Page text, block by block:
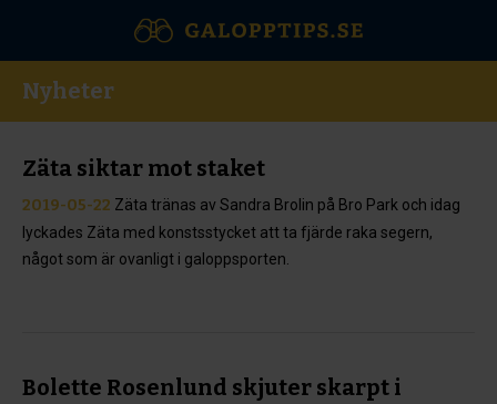
Nyheter
Zäta siktar mot staket
2019-05-22 Zäta tränas av Sandra Brolin på Bro Park och idag
lyckades Zäta med konstsstycket att ta fjärde raka segern,
något som är ovanligt i galoppsporten.
Bolette Rosenlund skjuter skarpt i